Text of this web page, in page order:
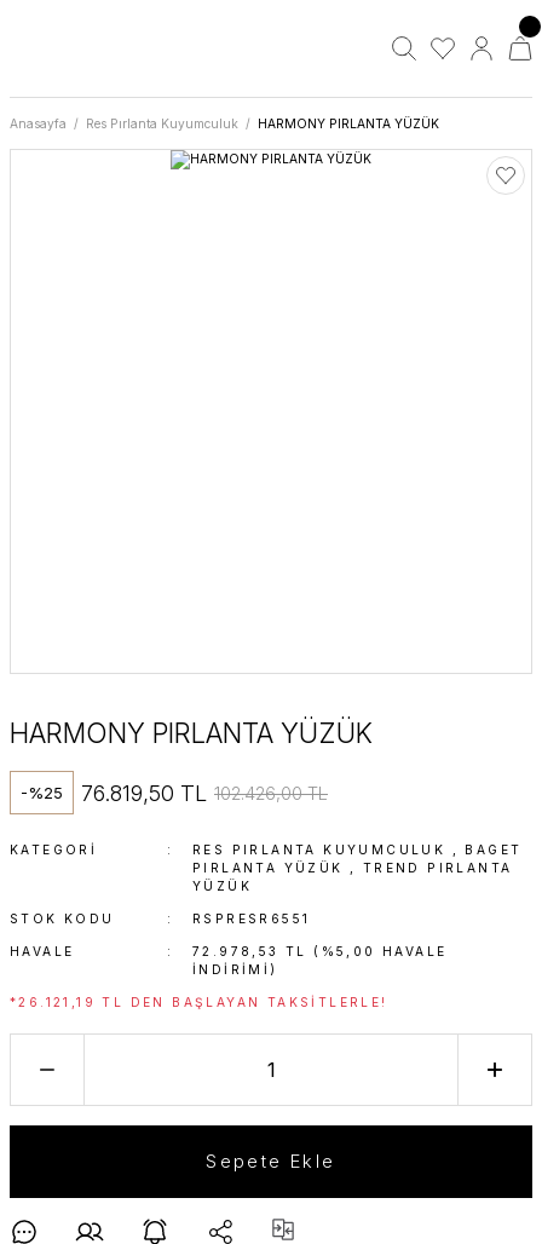
Anasayfa Res Pırlanta Kuyumculuk HARMONY PIRLANTA YÜZÜK
HARMONY PIRLANTA YÜZÜK
-%25 76.819,50 TL 102.426,00 TL
KATEGORI RES PIRLANTA KUYUMCULUK
BAGET
PIRLANTA YÜZÜK
TREND PIRLANTA
YÜZÜK
STOK KODU RSPRESR6551
HAVALE
72.978,53 TL (%5,00 HAVALE
INDIRIMI)
*26.121,19 TL DEN BAŞLAYAN TAKSITLERLE!
Sepete Ekle